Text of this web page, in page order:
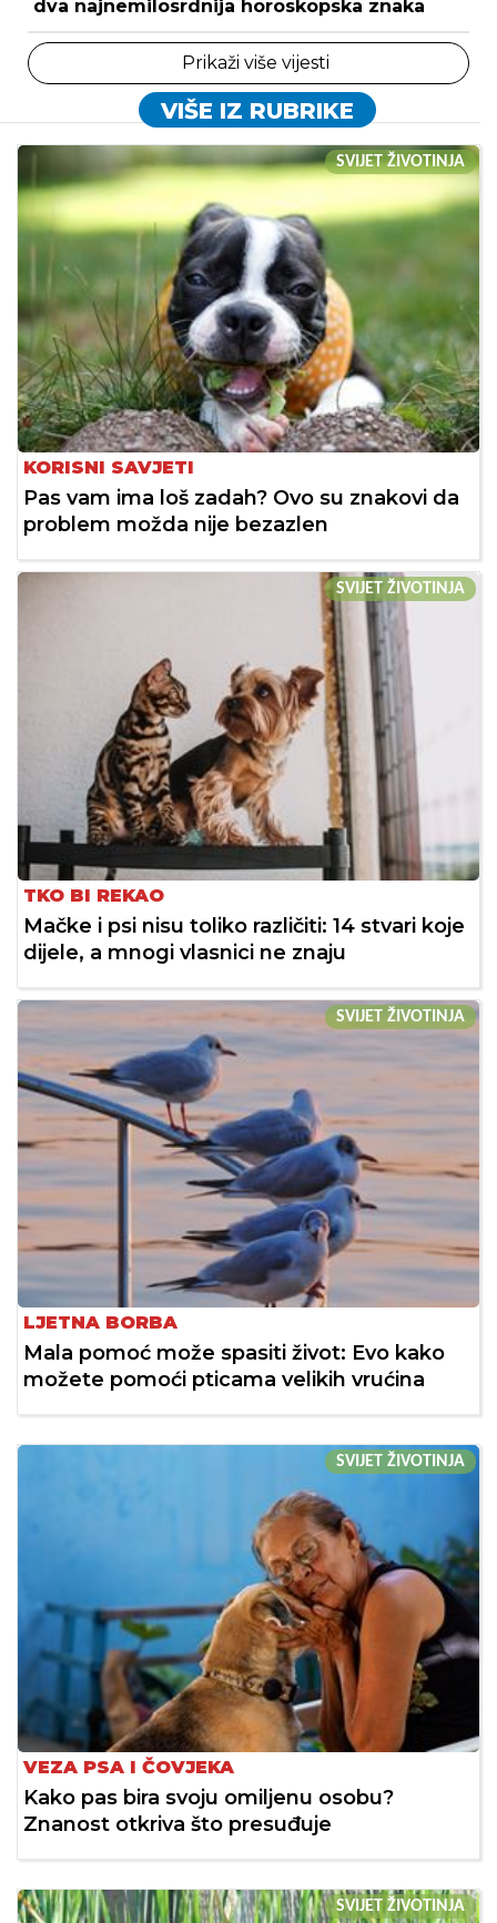
dva najnemilosrdnija horoskopska znaka
Prikaži više vijesti
VIŠE IZ RUBRIKE
SVIJET ŽIVOTINJA
KORISNI SAVJETI
Pas vam ima loš zadah? Ovo su znakovi da
problem možda nije bezazlen
SVIJET ŽIVOTINJA
TKO BI REKAO
Mačke i psi nisu toliko različiti: 14 stvari koje
dijele, a mnogi vlasnici ne znaju
SVIJET ŽIVOTINJA
LJETNA BORBA
Mala pomoć može spasiti život: Evo kako
možete pomoći pticama velikih vrućina
SVIJET ŽIVOTINJA
VEZA PSA I ČOVJEKA
Kako pas bira svoju omiljenu osobu?
Znanost otkriva što presuđuje
SVIJET ŽIVOTINJA